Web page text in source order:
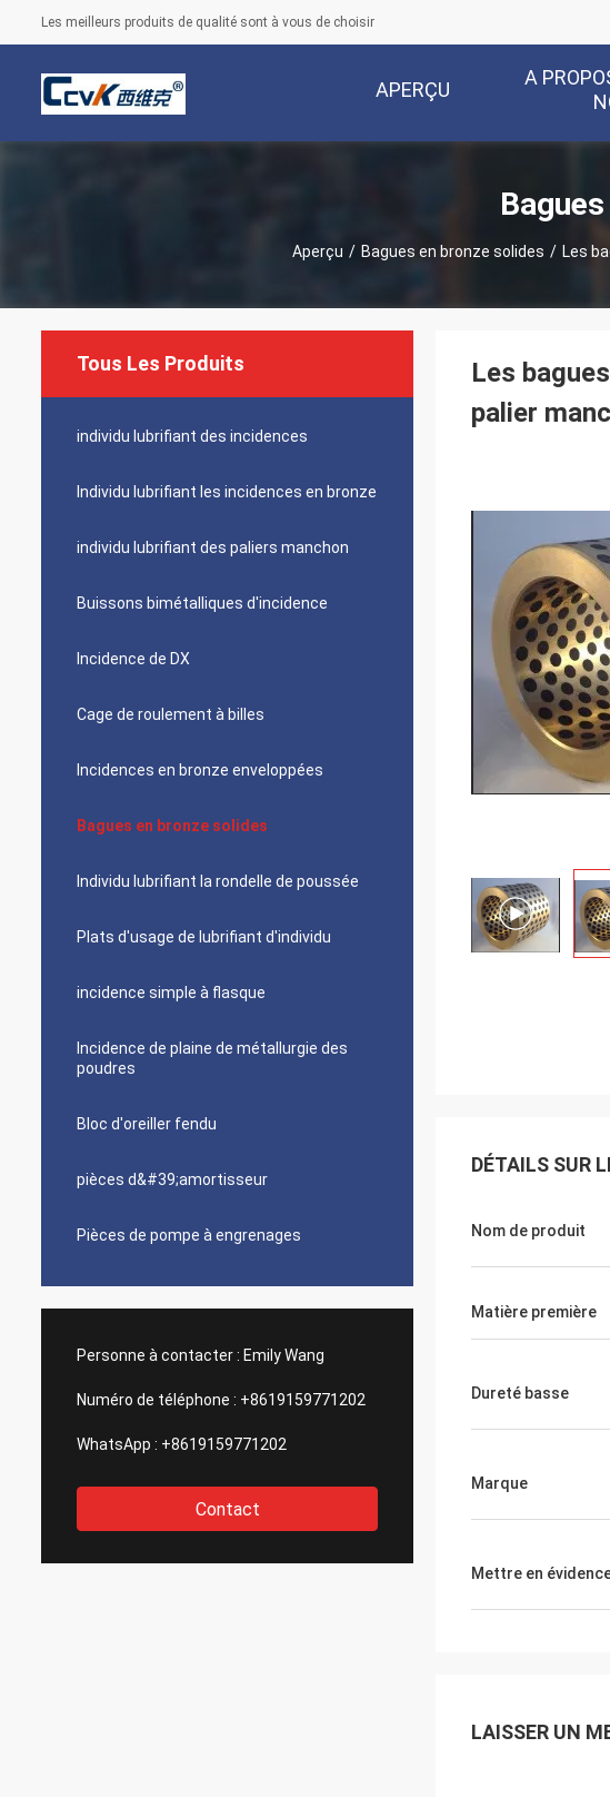
Les meilleurs produits de qualité sont à vous de choisir
APERÇU
A
Aperçu / Bagues en bronze solides / Les
Tous Les Produits
individu lubrifiant des incidences
Individu lubrifiant les incidences en bronze
individu lubrifiant des paliers manchon
Buissons bimétalliques d'incidence
Incidence de DX
Cage de roulement à billes
Incidences en bronze enveloppées
Bagues en bronze solides
Individu lubrifiant la rondelle de poussée
Plats d'usage de lubrifiant d'individu
incidence simple à flasque
Incidence de plaine de métallurgie des
poudres
Bloc d'oreiller fendu
pièces d&#39;amortisseur
Pièces de pompe à engrenages
Personne à contacter : Emily Wang
Numéro de téléphone : +8619159771202
WhatsApp : +8619159771202
Contact
Les
palier
DÉTAILS SUR
Nom de produit
Matière première
Dureté basse
Marque
Mettre en
LAISSER UN